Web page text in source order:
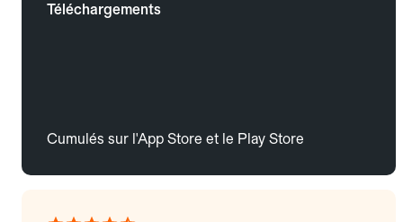
Téléchargements
Cumulés sur l'App Store et le Play Store